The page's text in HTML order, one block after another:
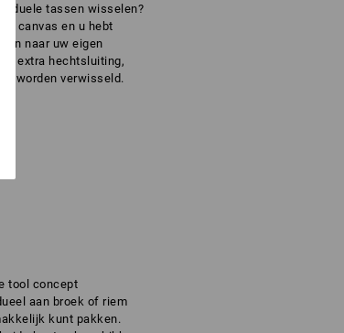
tassen wisselen?
canvas en u hebt
naar uw eigen
extra hechtsluiting,
worden verwisseld.
tool concept
aan broek of riem
kunt pakken.